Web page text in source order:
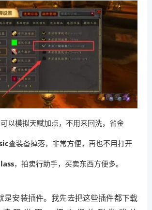
可以模拟天赋加点，不用来回洗，省金
查装备掉落，非常方便，再也不用打开
，拍卖行助手，买卖东西方便多。
是安装插件。我先去把这些插件都下载